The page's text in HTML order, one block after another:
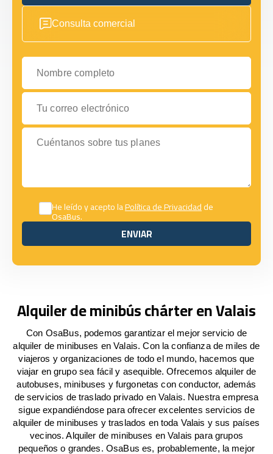
Consulta comercial
Nombre completo
Tu correo electrónico
Cuéntanos sobre tus planes
He leído y acepto laPolítica de Privacidadde
OsaBus.
ENVIAR
ENVIAR
Alquiler de minibús chárter en Valais
Con OsaBus, podemos garantizar el mejor servicio de
alquiler de minibuses en Valais. Con la confianza de miles de
viajeros y organizaciones de todo el mundo, hacemos que
viajar en grupo sea fácil y asequible. Ofrecemos alquiler de
autobuses, minibuses y furgonetas con conductor, además
de servicios de traslado privado en Valais. Nuestra empresa
sigue expandiéndose para ofrecer excelentes servicios de
alquiler de minibuses y traslados en toda Valais y sus países
vecinos. Alquiler de minibuses en Valais para grupos
pequeños o grandes. OsaBus es, probablemente, la mejor